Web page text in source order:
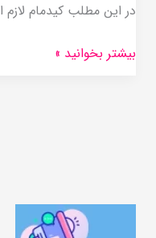
در این مطلب کیدمام
بیشتر بخوانید »